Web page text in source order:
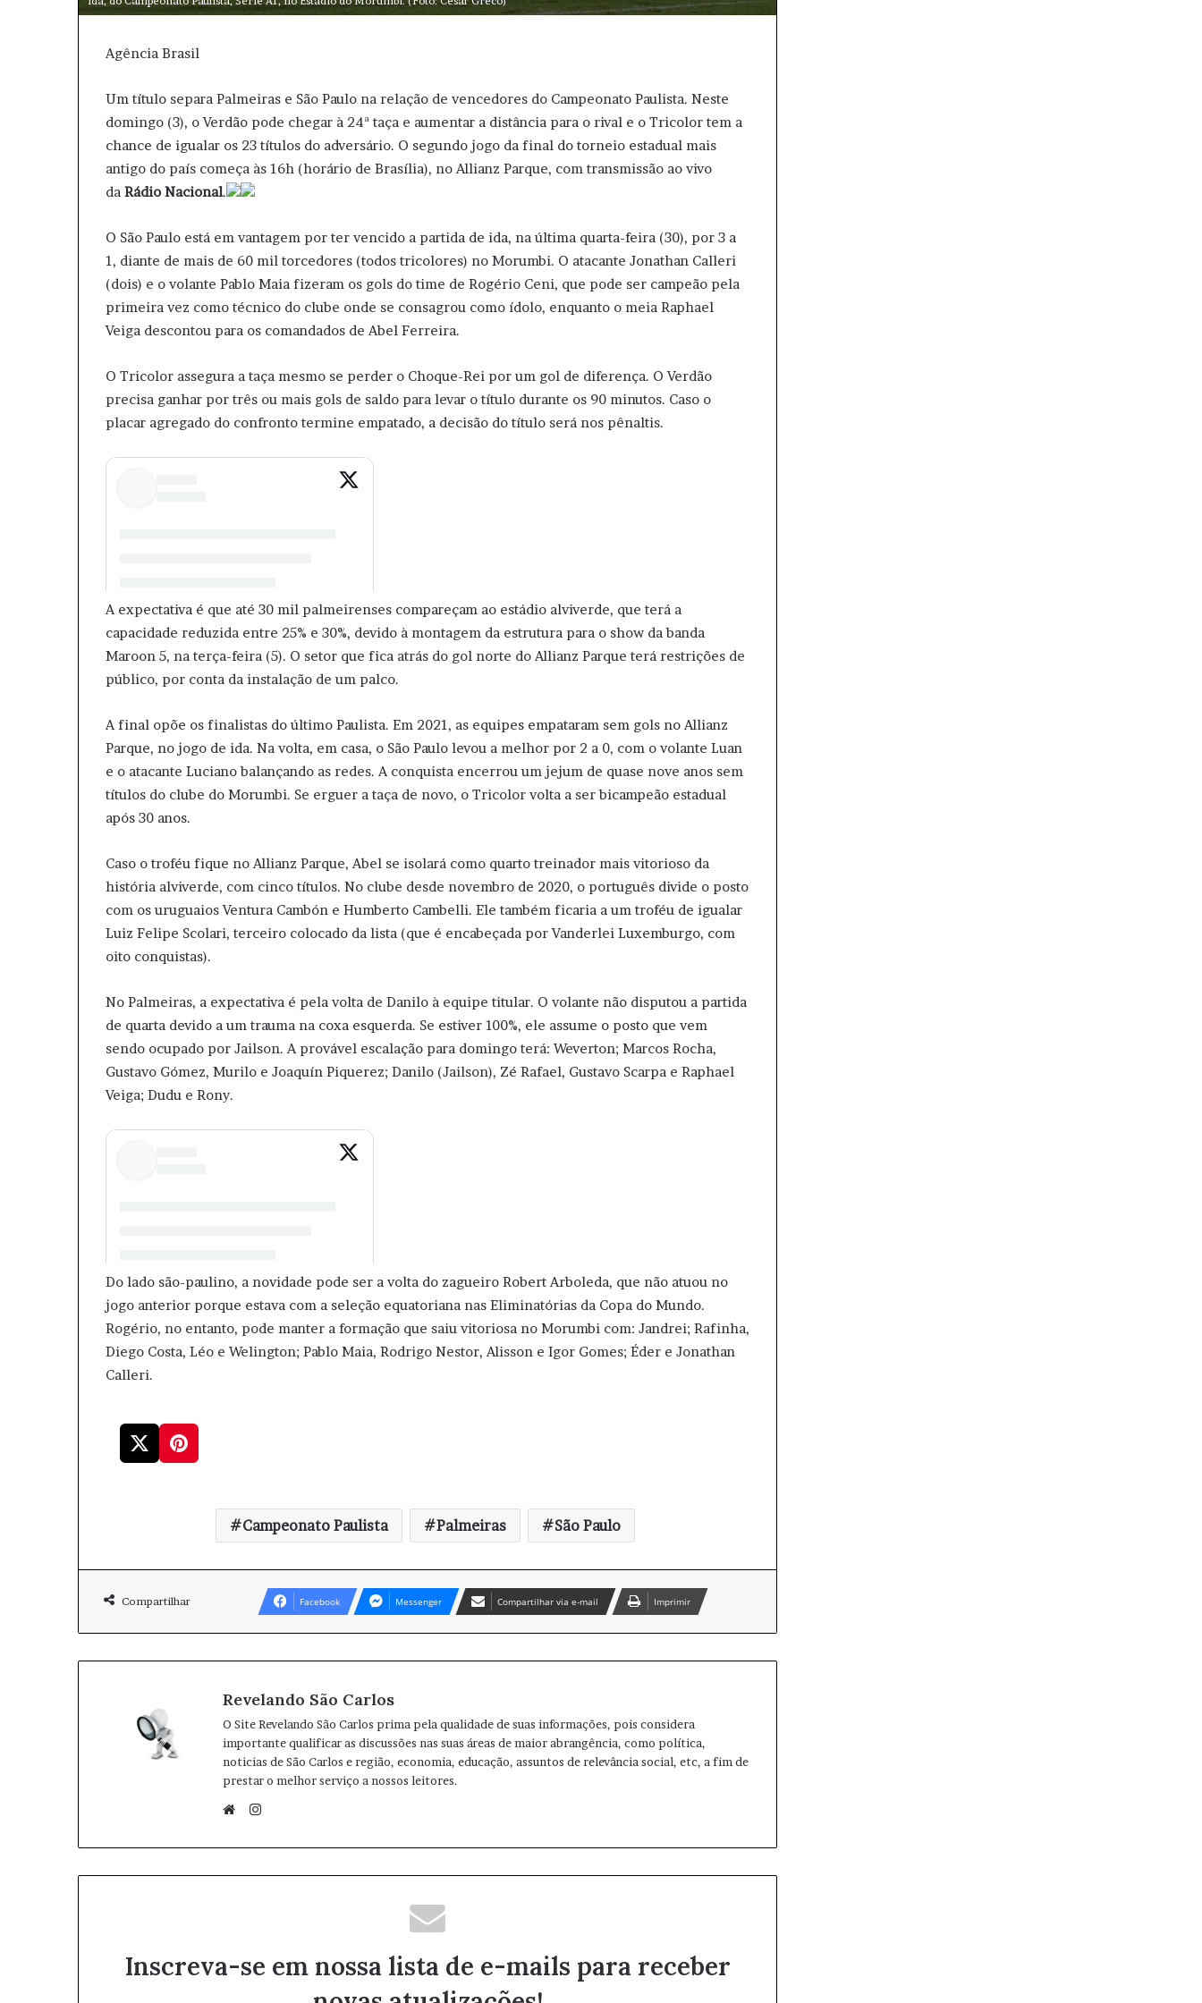
Agência Brasil
Um título separa Palmeiras e São Paulo na relação de vencedores do Campeonato Paulista. Neste
domingo (3), o Verdão pode chegar à 24ª taça e aumentar a distância para o rival e o Tricolor tem a
chance de igualar os 23 títulos do adversário. O segundo jogo da final do torneio estadual mais
antigo do país começa às 16h (horário de Brasília), no Allianz Parque, com transmissão ao vivo
da Rádio Nacional.
O São Paulo está em vantagem por ter vencido a partida de ida, na última quarta-feira (30), por 3 a
1, diante de mais de 60 mil torcedores (todos tricolores) no Morumbi. O atacante Jonathan Calleri
(dois) e o volante Pablo Maia fizeram os gols do time de Rogério Ceni, que pode ser campeão pela
primeira vez como técnico do clube onde se consagrou como ídolo, enquanto o meia Raphael
Veiga descontou para os comandados de Abel Ferreira.
O Tricolor assegura a taça mesmo se perder o Choque-Rei por um gol de diferença. O Verdão
precisa ganhar por três ou mais gols de saldo para levar o título durante os 90 minutos. Caso o
placar agregado do confronto termine empatado, a decisão do título será nos pênaltis.
A expectativa é que até 30 mil palmeirenses compareçam ao estádio alviverde, que terá a
capacidade reduzida entre 25% e 30%, devido à montagem da estrutura para o show da banda
Maroon 5, na terça-feira (5). O setor que fica atrás do gol norte do Allianz Parque terá restrições de
público, por conta da instalação de um palco.
A final opõe os finalistas do último Paulista. Em 2021, as equipes empataram sem gols no Allianz
Parque, no jogo de ida. Na volta, em casa, o São Paulo levou a melhor por 2 a 0, com o volante Luan
e o atacante Luciano balançando as redes. A conquista encerrou um jejum de quase nove anos sem
títulos do clube do Morumbi. Se erguer a taça de novo, o Tricolor volta a ser bicampeão estadual
após 30 anos.
Caso o troféu fique no Allianz Parque, Abel se isolará como quarto treinador mais vitorioso da
história alviverde, com cinco títulos. No clube desde novembro de 2020, o português divide o posto
com os uruguaios Ventura Cambón e Humberto Cambelli. Ele também ficaria a um troféu de igualar
Luiz Felipe Scolari, terceiro colocado da lista (que é encabeçada por Vanderlei Luxemburgo, com
oito conquistas).
No Palmeiras, a expectativa é pela volta de Danilo à equipe titular. O volante não disputou a partida
de quarta devido a um trauma na coxa esquerda. Se estiver 100%, ele assume o posto que vem
sendo ocupado por Jailson. A provável escalação para domingo terá: Weverton; Marcos Rocha,
Gustavo Gómez, Murilo e Joaquín Piquerez; Danilo (Jailson), Zé Rafael, Gustavo Scarpa e Raphael
Veiga; Dudu e Rony.
Do lado são-paulino, a novidade pode ser a volta do zagueiro Robert Arboleda, que não atuou no
jogo anterior porque estava com a seleção equatoriana nas Eliminatórias da Copa do Mundo.
Rogério, no entanto, pode manter a formação que saiu vitoriosa no Morumbi com: Jandrei; Rafinha,
Diego Costa, Léo e Welington; Pablo Maia, Rodrigo Nestor, Alisson e Igor Gomes; Éder e Jonathan
Calleri.
Campeonato Paulista Palmeiras São Paulo
Compartilhar Facebook Messenger Compartilhar via e-mail Imprimir
Revelando São Carlos
O Site Revelando São Carlos prima pela qualidade de suas informações, pois considera
importante qualificar as discussões nas suas áreas de maior abrangência, como política,
noticias de São Carlos e região, economia, educação, assuntos de relevância social, etc, a fim de
prestar o melhor serviço a nossos leitores.
e
b
I
s
t
a
m
Inscreva-se em nossa lista de e-mails para receber